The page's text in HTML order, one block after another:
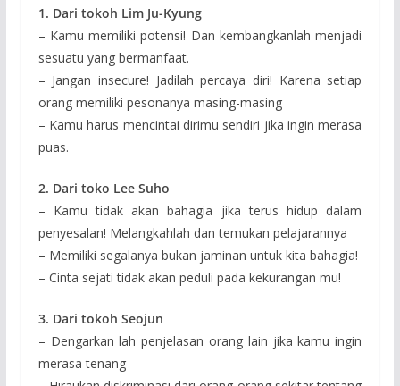
1. Dari tokoh Lim Ju-Kyung
– Kamu memiliki potensi! Dan kembangkanlah menjadi
sesuatu yang bermanfaat.
– Jangan insecure! Jadilah percaya diri! Karena setiap
orang memiliki pesonanya masing-masing
– Kamu harus mencintai dirimu sendiri jika ingin merasa
puas.
2. Dari toko Lee Suho
– Kamu tidak akan bahagia jika terus hidup dalam
penyesalan! Melangkahlah dan temukan pelajarannya
– Memiliki segalanya bukan jaminan untuk kita bahagia!
– Cinta sejati tidak akan peduli pada kekurangan mu!
3. Dari tokoh Seojun
– Dengarkan lah penjelasan orang lain jika kamu ingin
merasa tenang